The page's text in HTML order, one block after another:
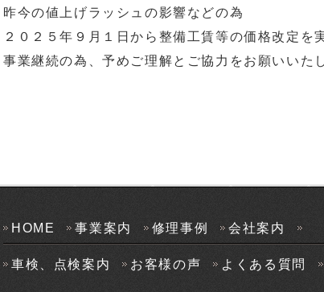
昨今の値上げラッシュの影響などの為
２０２５年９月１日から整備工賃等の価格改定を
事業継続の為、予めご理解とご協力をお願いいた
HOME 事業案内 修理事例 会社案内
車検、点検案内 お客様の声 よくある質問